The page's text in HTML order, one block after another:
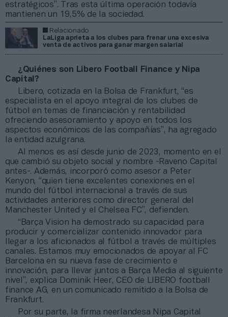
estratégicos”. Tras esta última operación todavía
mantienen un 19,5% de la sociedad.
Relacionado
LaLiga aprieta a los clubes para frenar una excesiva
venta de activos para ganar margen salarial
¿Quiénes son Libero Football Finance y Nipa
Capital?
Libero, cotizada en la Bolsa de Frankfurt, “es
especialista en el apoyo integral de los clubes de
fútbol en temas de financiación y rentabilidad
ofreciendo asesoramiento y apoyo en todos los
aspectos económicos de las compañías”, ha agregado
la entidad azulgrana.
Al menos es así desde junio de 2023, momento en el
que cambió su objeto social y nombre -Raveno Capital
antes-. Además, incorporó como asesor a Peter
Kenyon, “quien tiene excelentes conexiones en el
mundo del fútbol internacional a través de sus
actividades anteriores como director general del
Manchester United y el Chelsea FC”, defienden.
“Barça Vision ha demostrado su capacidad para
producir y comercializar contenido innovador para
llegar a los aficionados al fútbol a través de múltiples
canales. Estamos muy emocionados de apoyar al FC
Barcelona en su nueva fase de crecimiento e
innovación, para llevar juntos a Barça Media al siguiente
nivel”, explica Dominik Heer, CEO de LIBERO football
finance AG, en un comunicado remitido a la Bolsa de
Frankfurt.
Por su parte, la firma neerlandesa Nipa Capital